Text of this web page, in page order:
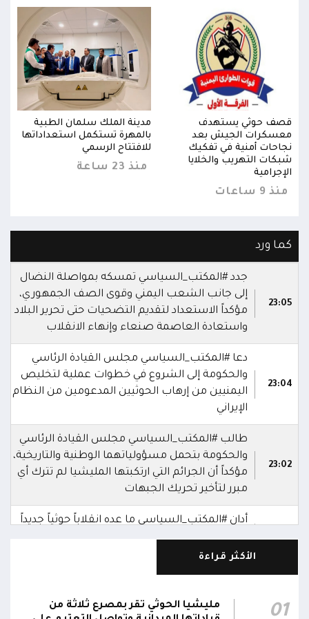
قصف حوثي يستهدف
معسكرات الجيش بعد
نجاحات أمنية في تفكيك
شبكات التهريب والخلايا
الإجرامية
منذ 9 ساعات
مدينة الملك سلمان الطبية
بالمهرة تستكمل استعداداتها
للافتتاح الرسمي
منذ 23 ساعة
كما ورد
23:05
جدد #المكتب_السياسي تمسكه بمواصلة النضال
إلى جانب الشعب اليمني وقوى الصف الجمهوري،
مؤكداً الاستعداد لتقديم التضحيات حتى تحرير البلاد
واستعادة العاصمة صنعاء وإنهاء الانقلاب
23:04
دعا #المكتب_السياسي مجلس القيادة الرئاسي
والحكومة إلى الشروع في خطوات عملية لتخليص
اليمنيين من إرهاب الحوثيين المدعومين من النظام
الإيراني
23:02
طالب #المكتب_السياسي مجلس القيادة الرئاسي
والحكومة بتحمل مسؤولياتهما الوطنية والتاريخية،
مؤكداً أن الجرائم التي ارتكبتها المليشيا لم تترك أي
مبرر لتأخير تحريك الجبهات
23:01
أدان #المكتب_السياسي ما عده انقلاباً حوثياً جديداً
على مسار التسوية السلمية، مؤكداً انحيازه لموقف
جماهير الشعب اليمني
التي استهدفت مأرب والساحل الغربي والضالع
الأكثر قراءة
01
مليشيا الحوثي تقر بمصرع ثلاثة من